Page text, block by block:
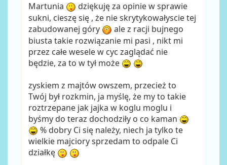
Martunia
dziękuję za opinie w sprawie
sukni, cieszę się , że nie skrytykowałyscie tej
zabudowanej góry
ale z racji bujnego
biusta takie rozwiązanie mi pasi , nikt mi
przez całe wesele w cyc zaglądać nie
będzie, za to w tył może
zyskiem z majtów owszem, przecież to
Twój był rozkmin, ja myślę, że my to takie
roztrzepane jak jajka w koglu moglu i
byśmy do teraz dochodziły o co kaman
% dobry Ci się należy, niech ja tylko te
wielkie majciory sprzedam to odpale Ci
działkę